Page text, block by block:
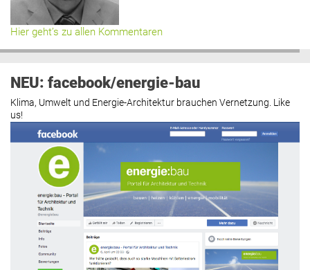
Hier geht’s zu allen Kommentaren
NEU: facebook/energie-bau
Klima, Umwelt und Energie-Architektur brauchen Vernetzung. Like
us!